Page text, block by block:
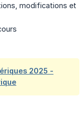
modifications et
2025 -